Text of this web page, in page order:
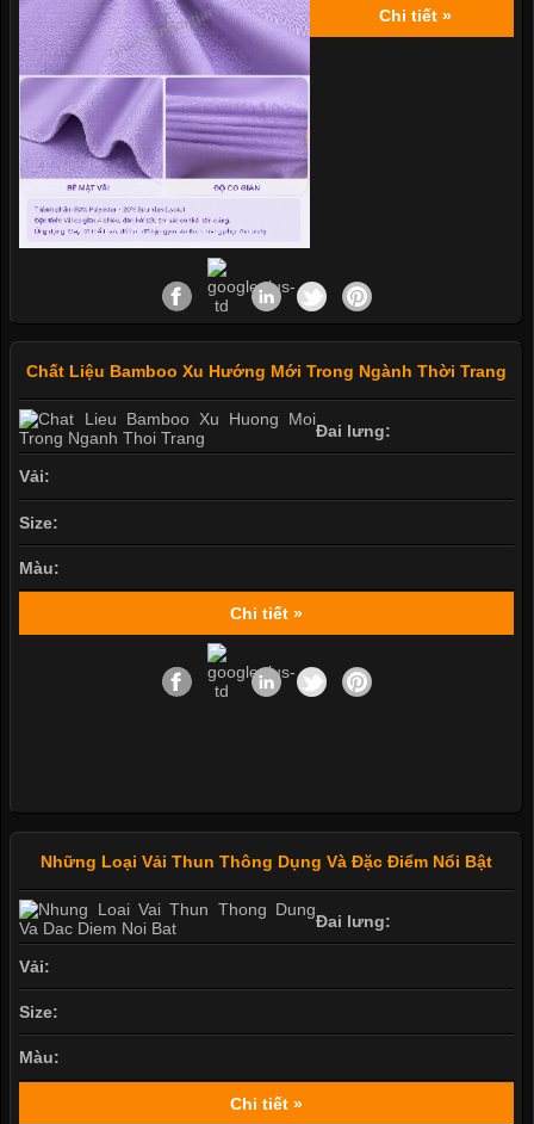
Chi tiết »
Chất Liệu Bamboo Xu Hướng Mới Trong Ngành Thời Trang
Đai lưng:
Vải:
Size:
Màu:
Chi tiết »
Những Loại Vải Thun Thông Dụng Và Đặc Điểm Nổi Bật
Đai lưng:
Vải:
Size:
Màu:
Chi tiết »